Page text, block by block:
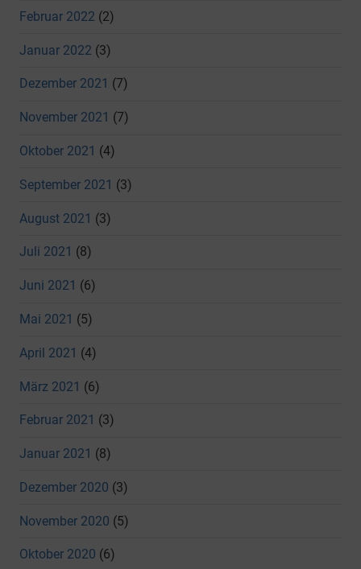
Februar 2022 (2)
Januar 2022 (3)
Dezember 2021 (7)
November 2021 (7)
Oktober 2021 (4)
September 2021 (3)
August 2021 (3)
Juli 2021 (8)
Juni 2021 (6)
Mai 2021 (5)
April 2021 (4)
März 2021 (6)
Februar 2021 (3)
Januar 2021 (8)
Dezember 2020 (3)
November 2020 (5)
Oktober 2020 (6)